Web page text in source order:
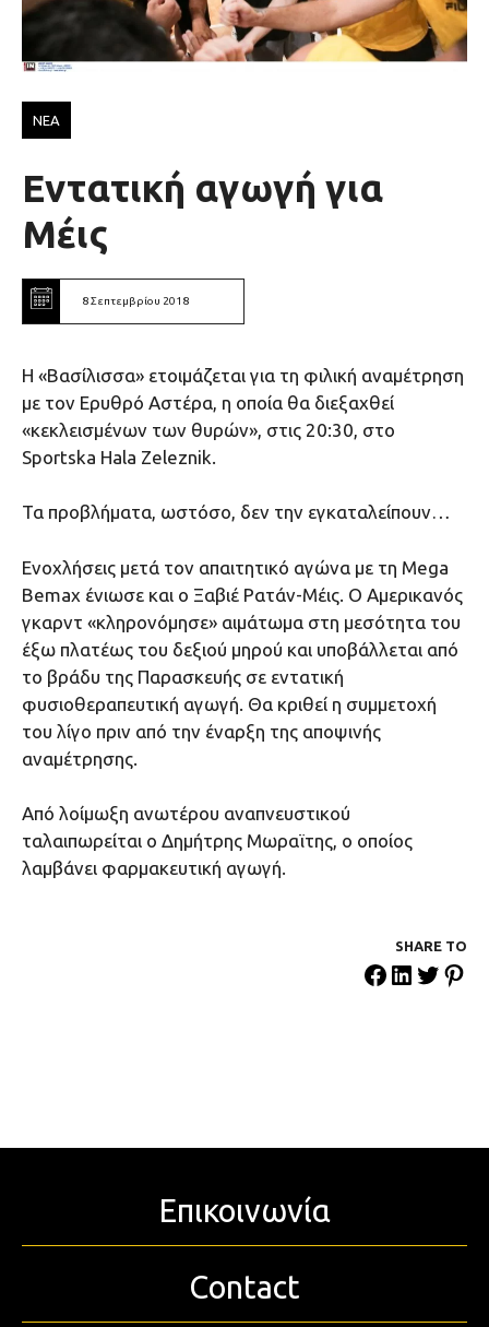
ΝΕΑ
Εντατική αγωγή για
Μέις
8 Σεπτεμβρίου 2018
Η «Βασίλισσα» ετοιμάζεται για τη φιλική αναμέτρηση
με τον Ερυθρό Αστέρα, η οποία θα διεξαχθεί
«κεκλεισμένων των θυρών», στις 20:30, στο
Sportska Hala Zeleznik.
Τα προβλήματα, ωστόσο, δεν την εγκαταλείπουν…
Ενοχλήσεις μετά τον απαιτητικό αγώνα με τη Μega
Bemax ένιωσε και ο Ξαβιέ Ρατάν-Μέις. Ο Αμερικανός
γκαρντ «κληρονόμησε» αιμάτωμα στη μεσότητα του
έξω πλατέως του δεξιού μηρού και υποβάλλεται από
το βράδυ της Παρασκευής σε εντατική
φυσιοθεραπευτική αγωγή. Θα κριθεί η συμμετοχή
του λίγο πριν από την έναρξη της αποψινής
αναμέτρησης.
Από λοίμωξη ανωτέρου αναπνευστικού
ταλαιπωρείται ο Δημήτρης Μωραϊτης, ο οποίος
λαμβάνει φαρμακευτική αγωγή.
SHARE ΤΟ
Επικοινωνία
Contact